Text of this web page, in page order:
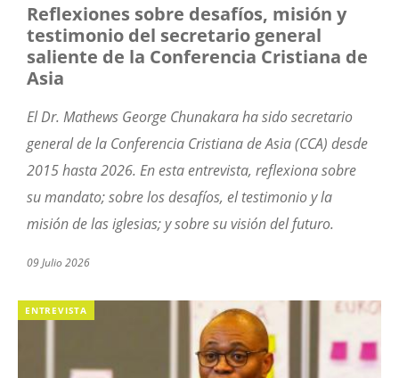
Reflexiones sobre desafíos, misión y
testimonio del secretario general
saliente de la Conferencia Cristiana de
Asia
El Dr. Mathews George Chunakara ha sido secretario
general de la Conferencia Cristiana de Asia (CCA) desde
2015 hasta 2026. En esta entrevista, reflexiona sobre
su mandato; sobre los desafíos, el testimonio y la
misión de las iglesias; y sobre su visión del futuro.
09 Julio 2026
ENTREVISTA